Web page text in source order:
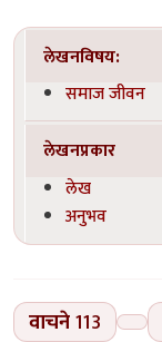
लेखनविषय:
समाज जीवन
लेखनप्रकार
लेख
अनुभव
वाचने113